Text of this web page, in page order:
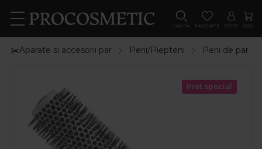
CAUTA FAVORITE CONT COS
✂️Aparate si accesorii par Perii/Piepteni Perii de par
Pret special